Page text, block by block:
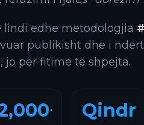
lindi edhe metodologjia
publikisht dhe i
jo për fitime të shpejta.
Qindra